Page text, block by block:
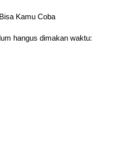
Kamu Coba
hangus dimakan waktu: